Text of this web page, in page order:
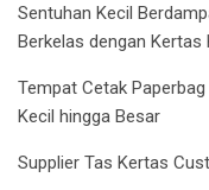
Sentuhan Kecil
Berkelas dengan
Tempat Cetak
Kecil hingga Besar
Supplier Tas Kertas